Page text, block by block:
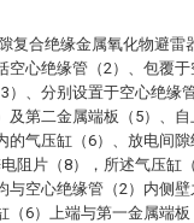
复合绝缘金属氧化物避雷
空心绝缘管（2）、包覆
）、分别设置于空心绝缘
及第二金属端板（5）、
的气压缸（6）、放电间
阻片（8），所述气压缸
与空心绝缘管（2）内侧
（6）上端与第一金属端